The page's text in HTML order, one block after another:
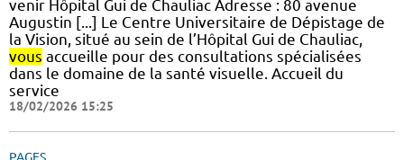
venir Hôpital Gui de Chauliac Adresse : 80 avenue
Augustin [...] Le Centre Universitaire de Dépistage de
la Vision, situé au sein de l’Hôpital Gui de Chauliac,
vous accueille pour des consultations spécialisées
dans le domaine de la santé visuelle. Accueil du
service
18/02/2026 15:25